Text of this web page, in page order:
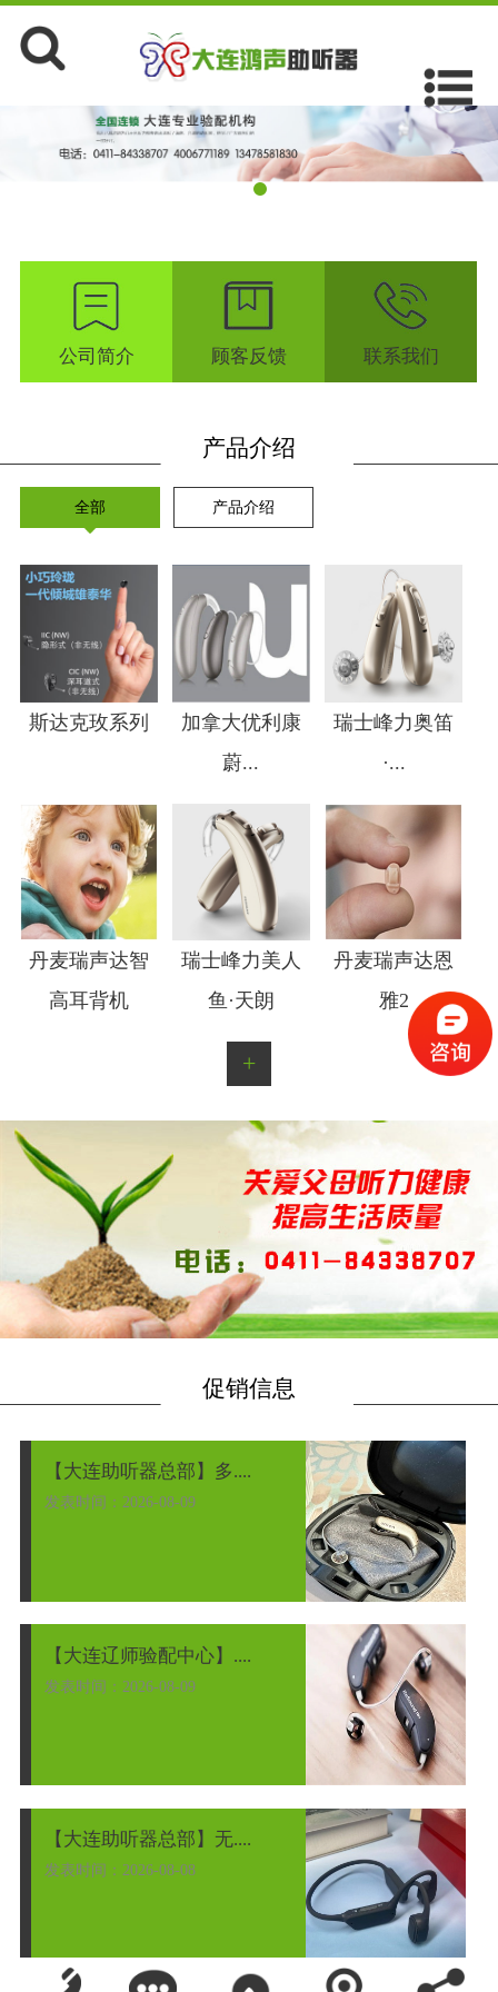
1 2 3 4
公司简介 顾客反馈 联系我们
产品介绍
全部 产品介绍
斯达克玫系列
加拿大优利康
蔚...
瑞士峰力奥笛
·...
丹麦瑞声达智
高耳背机
瑞士峰力美人
鱼·天朗
丹麦瑞声达恩
雅2
+
促销信息
【大连助听器总部】多....
发表时间：2026-08-09
【大连辽师验配中心】....
发表时间：2026-08-09
【大连助听器总部】无....
发表时间：2026-08-08